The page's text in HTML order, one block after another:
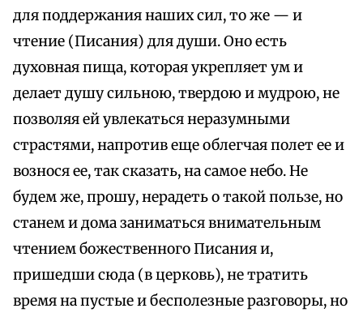
для поддержания наших сил, то же — и
чтение (Писания) для души. Оно есть
духовная пища, которая укрепляет ум и
делает душу сильною, твердою и мудрою, не
позволяя ей увлекаться неразумными
страстями, напротив еще облегчая полет ее и
вознося ее, так сказать, на самое небо. Не
будем же, прошу, нерадеть о такой пользе, но
станем и дома заниматься внимательным
чтением божественного Писания и,
пришедши сюда (в церковь), не тратить
время на пустые и бесполезные разговоры, но